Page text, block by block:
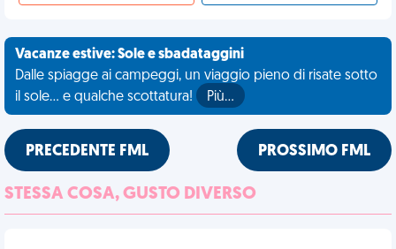
Vacanze estive: Sole e sbadataggini
Dalle spiagge ai campeggi, un viaggio pieno di risate sotto
il sole... e qualche scottatura!
Più…
PRECEDENTE FML PROSSIMO FML
STESSA COSA, GUSTO DIVERSO